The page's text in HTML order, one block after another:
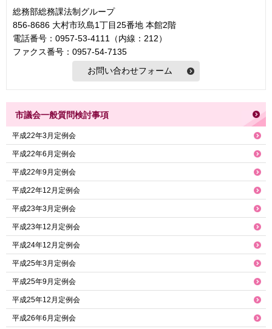
総務部総務課法制グループ
856-8686 大村市玖島1丁目25番地 本館2階
電話番号：0957-53-4111（内線：212）
ファクス番号：0957-54-7135
市議会一般質問検討事項
平成22年3月定例会
平成22年6月定例会
平成22年9月定例会
平成22年12月定例会
平成23年3月定例会
平成23年12月定例会
平成24年12月定例会
平成25年3月定例会
平成25年9月定例会
平成25年12月定例会
平成26年6月定例会